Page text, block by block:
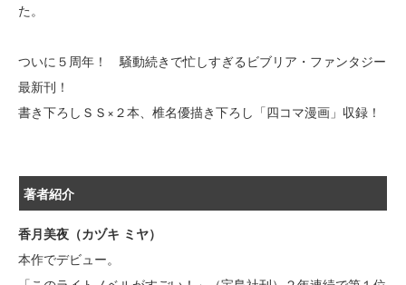
た。
ついに５周年！ 騒動続きで忙しすぎるビブリア・ファンタジー
最新刊！
書き下ろしＳＳ×２本、椎名優描き下ろし「四コマ漫画」収録！
著者紹介
香月美夜（カヅキ ミヤ）
本作でデビュー。